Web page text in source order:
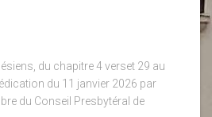
du chapitre 4 verset 29 au
du 11 janvier 2026 par
du Conseil Presbytéral de